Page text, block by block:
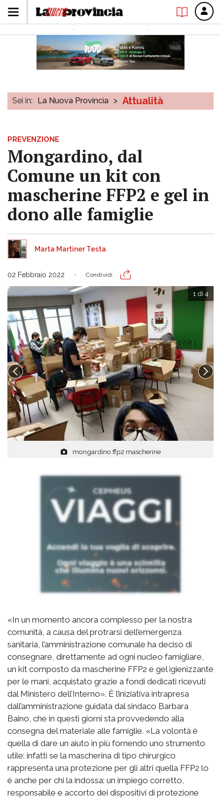
Sei in: La Nuova Provincia > Attualità
PREVENZIONE
Mongardino, dal
Comune un kit con
mascherine FFP2 e gel in
dono alle famiglie
Marta Martiner Testa
02 Febbraio 2022 Condividi
mongardino ffp2 mascherine
1 di 4
«In un momento ancora complesso per la nostra
comunità, a causa del protrarsi dell’emergenza
sanitaria, l’amministrazione comunale ha deciso di
consegnare, direttamente ad ogni nucleo famigliare,
un kit composto da mascherine FFP2 e gel igienizzante
per le mani, acquistato grazie a fondi dedicati ricevuti
dal Ministero dell’Interno». È l’iniziativa intrapresa
dall’amministrazione guidata dal sindaco Barbara
Baino, che in questi giorni sta provvedendo alla
consegna del materiale alle famiglie. «La volontà è
quella di dare un aiuto in più fornendo uno strumento
utile: infatti se la mascherina di tipo chirurgico
rappresenta una protezione per gli altri quella FFP2 lo
è anche per chi la indossa: un impiego corretto,
responsabile e accorto dei dispositivi di protezione